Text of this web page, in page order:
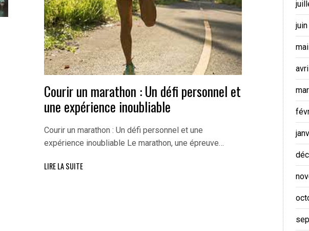
Courir un marathon : Un défi personnel et
une expérience inoubliable
Courir un marathon : Un défi personnel et une
expérience inoubliable Le marathon, une épreuve…
LIRE LA SUITE